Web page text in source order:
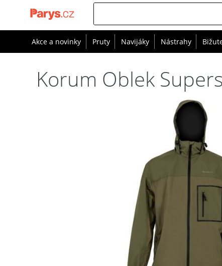
Akce a novinky Pruty Navijáky Nástrahy
Korum Oblek